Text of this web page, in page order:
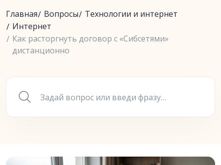
Главная
Вопросы
Технологии и интернет
Интернет
Как расторгнуть договор с «Сибсетями»
дистанционно